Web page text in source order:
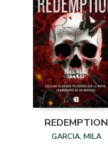
REDEMPTION
GARCIA, MILA